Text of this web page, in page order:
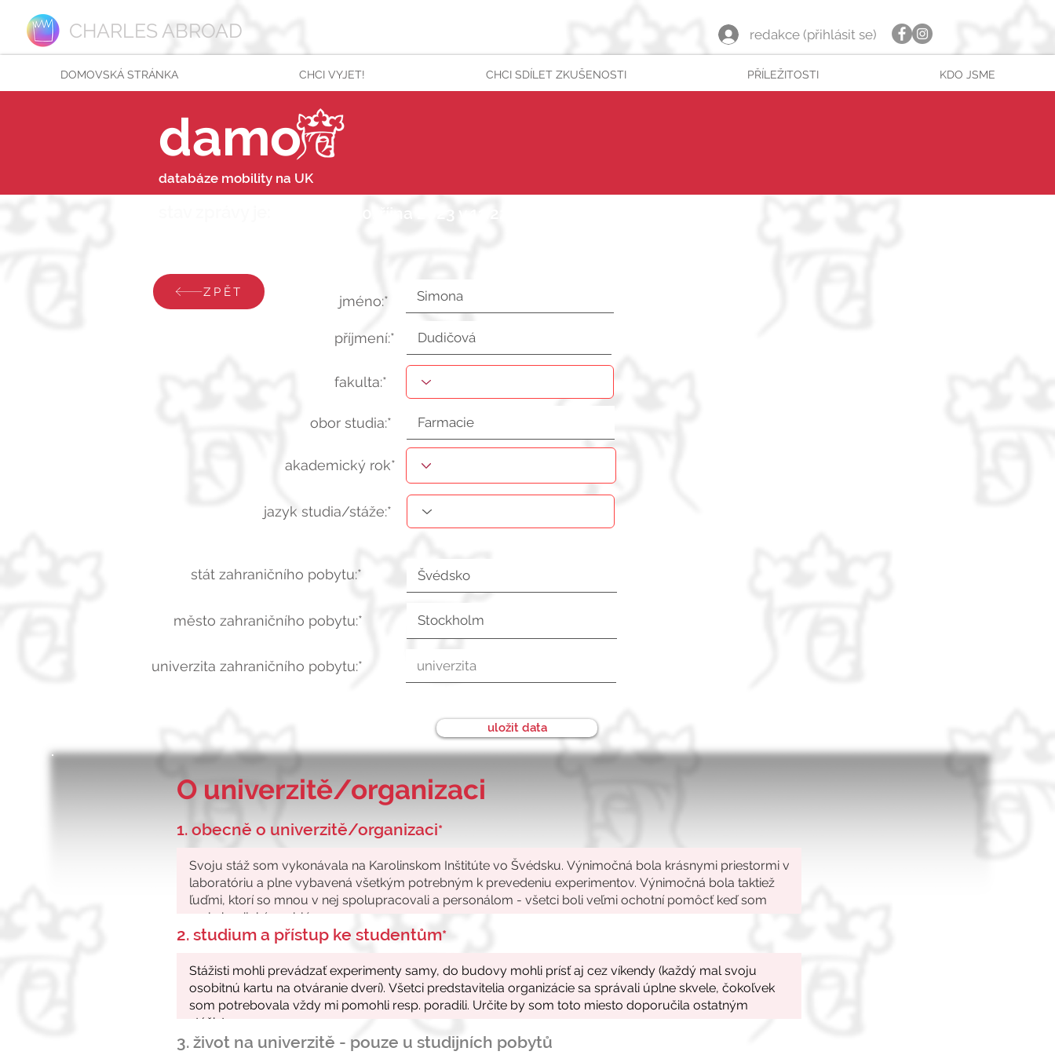
CHARLES ABROAD redakce (přihlásit se)
DOMOVSKÁ STRÁNKA CHCI VYJET! CHCI SDÍLET ZKUŠENOSTI PŘÍLEŽITOSTI KDO JSME
damo
databáze mobility na UK
ZPĚT
jméno:*
příjmení:*
fakulta:*
obor studia:*
akademický rok*
jazyk studia/stáže:*
stát zahraničního pobytu:*
město zahraničního pobytu:*
univerzita zahraničního pobytu:*
uložit data
O univerzitě/organizaci
1. obecně o univerzitě/organizaci*
2. studium a přístup ke studentům*
3. život na univerzitě - pouze u studijních pobytů